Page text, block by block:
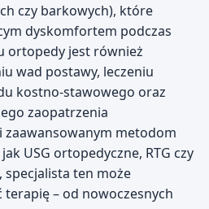
czy barkowych), które
dyskomfortem podczas
ortopedy jest również
wad postawy, leczeniu
kostno-stawowego oraz
zaopatrzenia
zaawansowanym metodom
USG ortopedyczne, RTG czy
specjalista ten może
– od nowoczesnych